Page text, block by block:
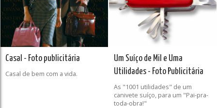
Casal - Foto publicitária
Casal de bem com a vida.
Um Suíço de Mil e Uma
Utilidades - Foto Publicitária
As "1001 utilidades" de um
canivete suíço, para um "Pai-pra-
toda-obra!"